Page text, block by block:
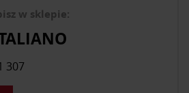
w sklepie:
307